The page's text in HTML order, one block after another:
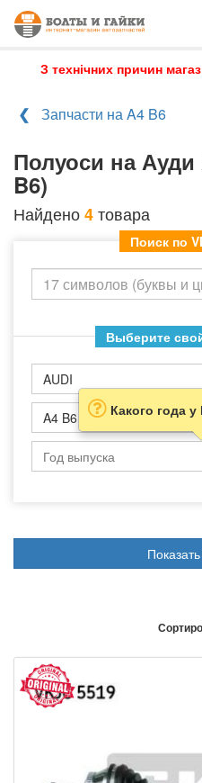
З технічних причин
Запчасти на A4 B6
Полуоси на Ауди
B6)
Найдено4товара
Поиск по
Выберите
AUDI
A4 B6 Какого года